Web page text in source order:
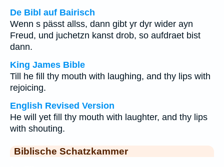
De Bibl auf Bairisch
Wenn s pässt allss, dann gibt yr dyr wider ayn
Freud, und juchetzn kanst drob, so aufdraet bist
dann.
King James Bible
Till he fill thy mouth with laughing, and thy lips with
rejoicing.
English Revised Version
He will yet fill thy mouth with laughter, and thy lips
with shouting.
Biblische Schatzkammer